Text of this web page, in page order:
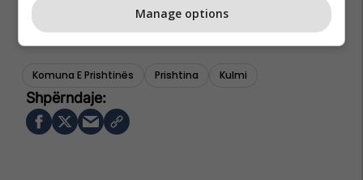
Komuna E Prishtinës Prishtina Kulmi
Manage options